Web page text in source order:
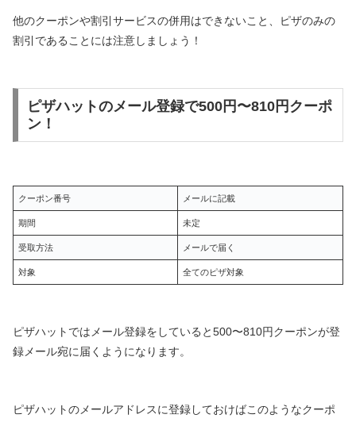
他のクーポンや割引サービスの併用はできないこと、ピザのみの
割引であることには注意しましょう！
ピザハットのメール登録で500円〜810円クーポ
ン！
クーポン番号 メールに記載
期間 未定
受取方法 メールで届く
対象 全てのピザ対象
ピザハットではメール登録をしていると500〜810円クーポンが登
録メール宛に届くようになります。
ピザハットのメールアドレスに登録しておけばこのようなクーポ